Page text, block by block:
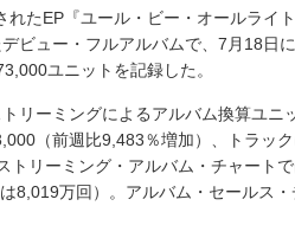
たEP『ユール・ビー・オールライ
ビュー・フルアルバムで、7月18日
ユニットを記録した。
リーミングによるアルバム換算ユニ
（前週比9,483％増加）、トラッ
トリーミング・アルバム・チャート
8,019万回）。アルバム・セールス